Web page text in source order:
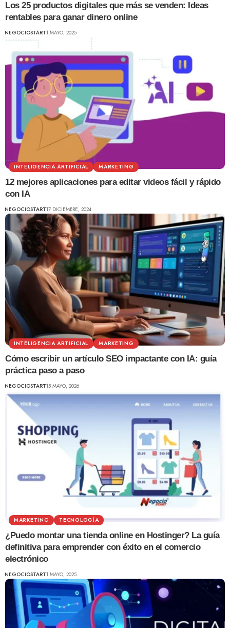
Los 25 productos digitales que más se venden: Ideas
rentables para ganar dinero online
NEGOCIOSTART1 MAYO, 2025
INTELIGENCIA ARTIFICIAL MARKETING
12 mejores aplicaciones para editar videos fácil y rápido
con IA
NEGOCIOSTART17 DICIEMBRE, 2024
INTELIGENCIA ARTIFICIAL MARKETING
Cómo escribir un artículo SEO impactante con IA: guía
práctica paso a paso
NEGOCIOSTART15 MAYO, 2026
MARKETING TECNOLOGÍA
¿Puedo montar una tienda online en Hostinger? La guía
definitiva para emprender con éxito en el comercio
electrónico
NEGOCIOSTART1 MAYO, 2025